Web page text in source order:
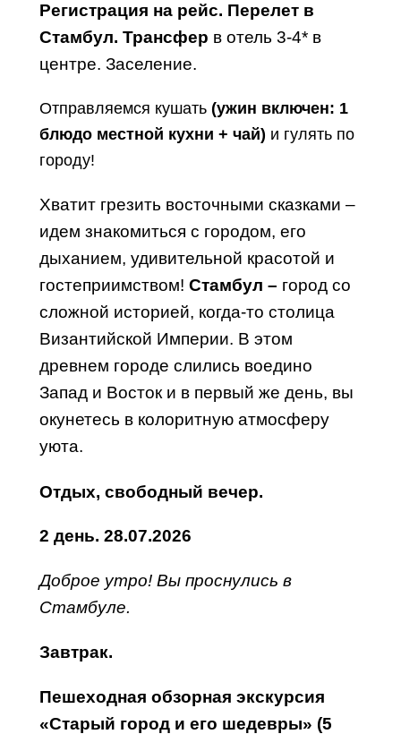
Регистрация на рейс. Перелет в
Стамбул. Трансфер в отель 3-4* в
центре. Заселение.
Отправляемся кушать (ужин включен: 1
блюдо местной кухни + чай) и гулять по
городу!
Хватит грезить восточными сказками –
идем знакомиться с городом, его
дыханием, удивительной красотой и
гостеприимством! Стамбул – город со
сложной историей, когда-то столица
Византийской Империи. В этом
древнем городе слились воедино
Запад и Восток и в первый же день, вы
окунетесь в колоритную атмосферу
уюта.
Отдых, свободный вечер.
2 день. 28.07.2026
Доброе утро! Вы проснулись в
Стамбуле.
Завтрак.
Пешеходная обзорная экскурсия
«Старый город и его шедевры» (5